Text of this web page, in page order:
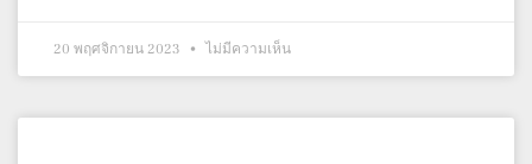
20 พฤศจิกายน 2023 ไม่มีความเห็น